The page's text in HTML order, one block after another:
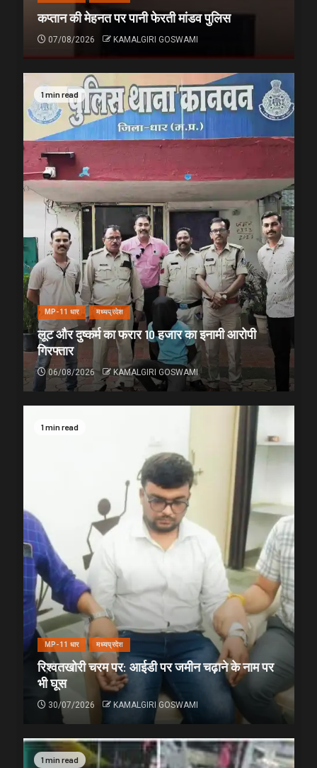
कप्तान की मेहनत पर पानी फेरती मांडव पुलिस
07/08/2026 KAMALGIRI GOSWAMI
1 min read
MP-11 धार मध्यप्रदेश
लूट और दुष्कर्म का फरार 10 हजार का इनामी आरोपी
गिरफ्तार
06/08/2026 KAMALGIRI GOSWAMI
1 min read
MP-11 धार मध्यप्रदेश
रिश्वतखोरी चरम पर: आईडी पर जमीन चढ़ाने के नाम पर
भी घूस
30/07/2026 KAMALGIRI GOSWAMI
1 min read